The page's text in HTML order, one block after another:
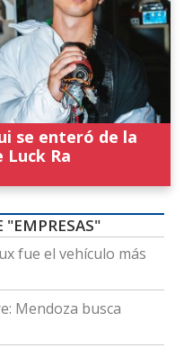
se enteró de la
Luck Ra
"EMPRESAS"
fue el vehículo más
Mendoza busca